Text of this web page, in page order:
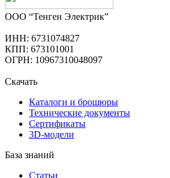
ООО “Тенген Электрик”
ИНН: 6731074827
КПП: 673101001
ОГРН: 10967310048097
Скачать
Каталоги и брошюры
Технические документы
Сертификаты
3D-модели
База знаний
Статьи